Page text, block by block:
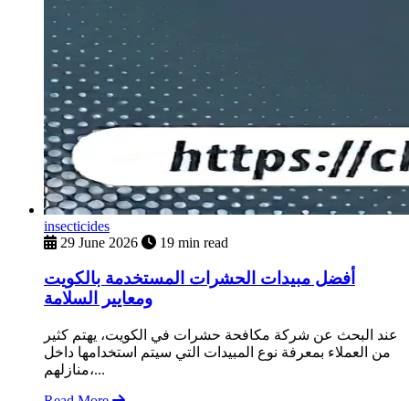
insecticides
29 June 2026
19 min read
أفضل مبيدات الحشرات المستخدمة بالكويت
ومعايير السلامة
عند البحث عن شركة مكافحة حشرات في الكويت، يهتم كثير
من العملاء بمعرفة نوع المبيدات التي سيتم استخدامها داخل
منازلهم،...